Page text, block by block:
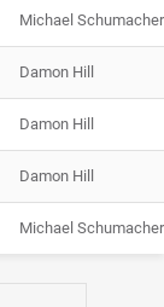
Michael Schumacher
Damon Hill
Damon Hill
Damon Hill
Michael Schumacher